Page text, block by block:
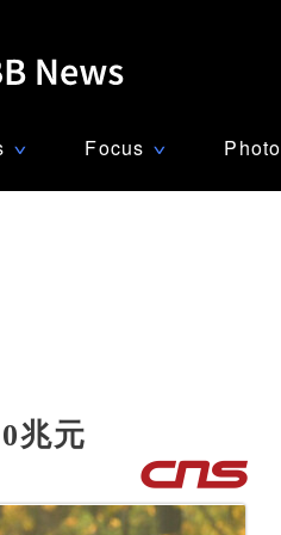
∨ Focus ∨ Photo
兆元